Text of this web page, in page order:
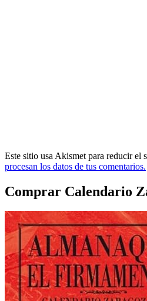
Este sitio usa Akismet para reducir el
procesan los datos de tus comentarios.
Comprar Calendario